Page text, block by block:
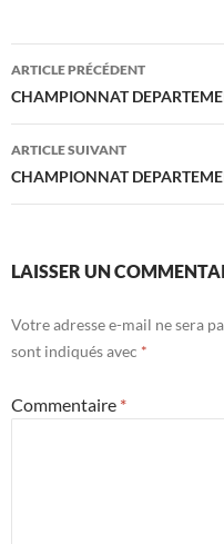
Navigation
des
articles
ARTICLE PRÉCÉDENT
CHAMPIONNAT
ARTICLE SUIVANT
CHAMPIONNAT
LAISSER UN
Votre adresse e-mail ne sera
sont indiqués avec *
Commentaire *